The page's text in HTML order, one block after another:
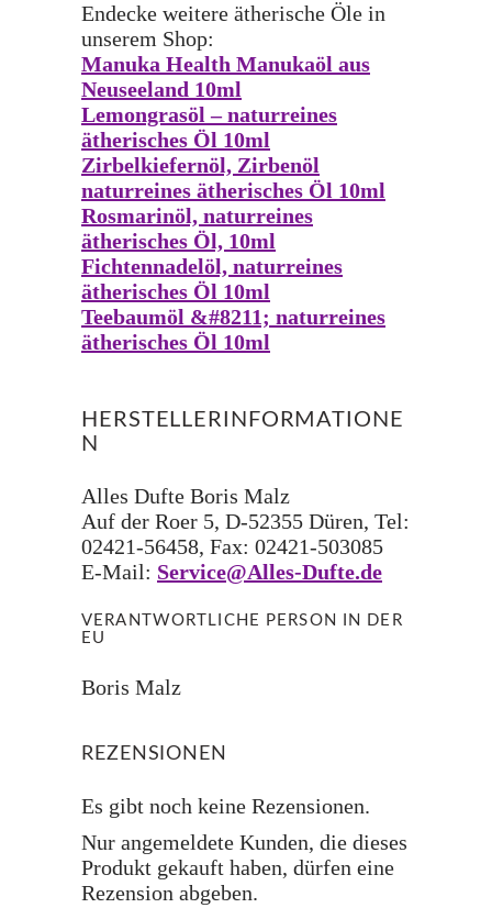
Endecke weitere ätherische Öle in
unserem Shop:
Manuka Health Manukaöl aus
Neuseeland 10ml
Lemongrasöl – naturreines
ätherisches Öl 10ml
Zirbelkiefernöl, Zirbenöl
naturreines ätherisches Öl 10ml
Rosmarinöl, naturreines
ätherisches Öl, 10ml
Fichtennadelöl, naturreines
ätherisches Öl 10ml
Teebaumöl &#8211; naturreines
ätherisches Öl 10ml
HERSTELLERINFORMATIONE
N
Alles Dufte Boris Malz
Auf der Roer 5, D-52355 Düren, Tel:
02421-56458, Fax: 02421-503085
E-Mail: Service@Alles-Dufte.de
VERANTWORTLICHE PERSON IN DER
EU
Boris Malz
REZENSIONEN
Es gibt noch keine Rezensionen.
Nur angemeldete Kunden, die dieses
Produkt gekauft haben, dürfen eine
Rezension abgeben.